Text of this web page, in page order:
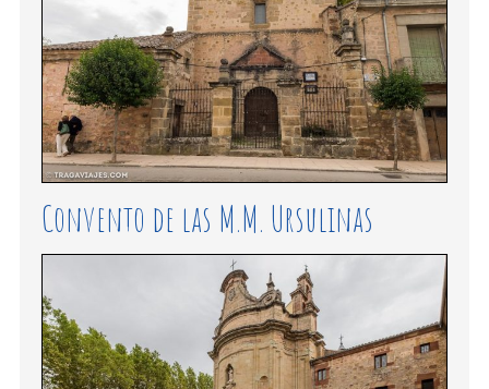
Convento de las M.M. Ursulinas